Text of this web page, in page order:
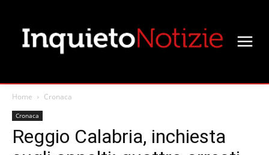
Home Cronaca
Cronaca
Reggio Calabria, inchiesta